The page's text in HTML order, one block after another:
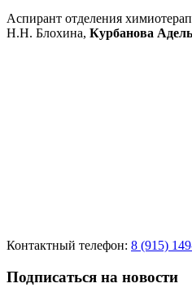
Аспирант отделения
Н.Н. Блохина, Курбанова
Контактный телефон: 8 (915)
Подписаться на новости